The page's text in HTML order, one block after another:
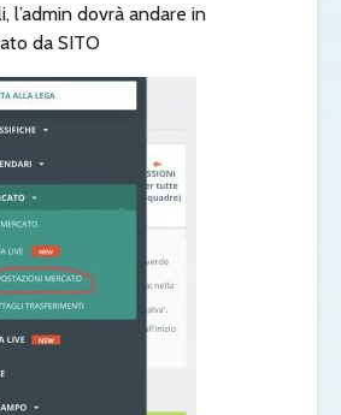
l’admin dovrà andare in
da SITO